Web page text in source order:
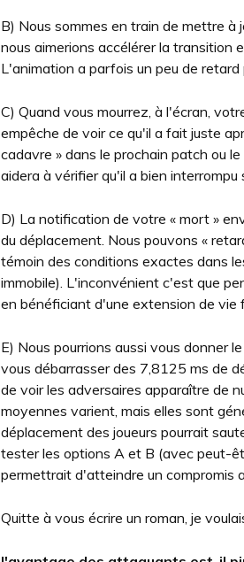
B) Nous sommes en train de mettre à
nous aimerions accélérer la transition
L'animation a parfois un peu de
C) Quand vous mourrez, à l'écran,
empêche de voir ce qu'il a fait juste
cadavre » dans le prochain patch ou
aidera à vérifier qu'il a bien interrompu
D) La notification de votre « mort »
du déplacement. Nous pouvons «
témoin des conditions exactes dans
immobile). L'inconvénient c'est que
en bénéficiant d'une extension de vie
E) Nous pourrions aussi vous donner
vous débarrasser des 7,8125 ms de
de voir les adversaires apparaître de
moyennes varient, mais elles sont
déplacement des joueurs pourrait
tester les options A et B (avec peut-
permettrait d'atteindre un compromis
Quitte à vous écrire un roman, je